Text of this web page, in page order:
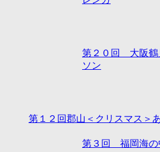
第２０回 大阪
ソン
第１２回郡山＜クリスマス＞
第３回 福岡海の